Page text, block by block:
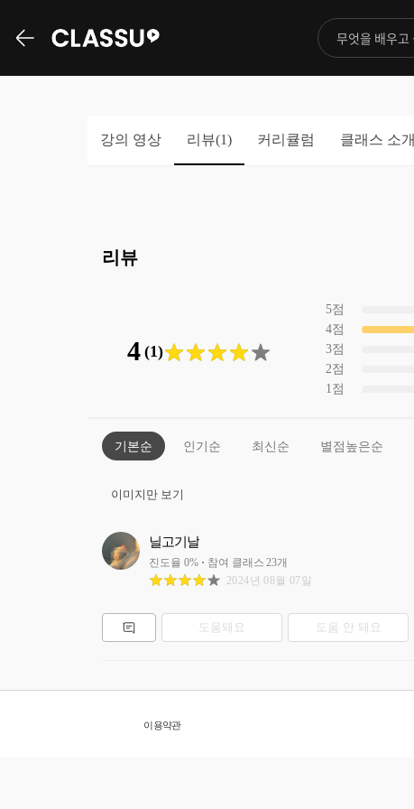
강의 영상 리뷰(1) 커리큘럼 클래스 소개
리뷰
4 (1)
5점
4점
3점
2점
1 점
기본순 인기순 최신순 별점높은순
이미지만 보기
닐고기날
진도율 0% 참여 클래스 23개
2024년 08월 07일
도움돼요 도움 안 돼요
이용약관